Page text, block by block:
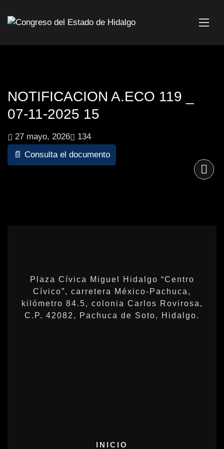
NOTIFICACION A.ECO 119 _
07-11-2025 15
27 mayo, 2026
134
📄 Consulta el documento
Plaza Cívica Miguel Hidalgo “Centro
Cívico”, carretera México-Pachuca,
kilómetro 84.5, colonia Carlos Rovirosa,
C.P. 42082, Pachuca de Soto, Hidalgo.
INICIO